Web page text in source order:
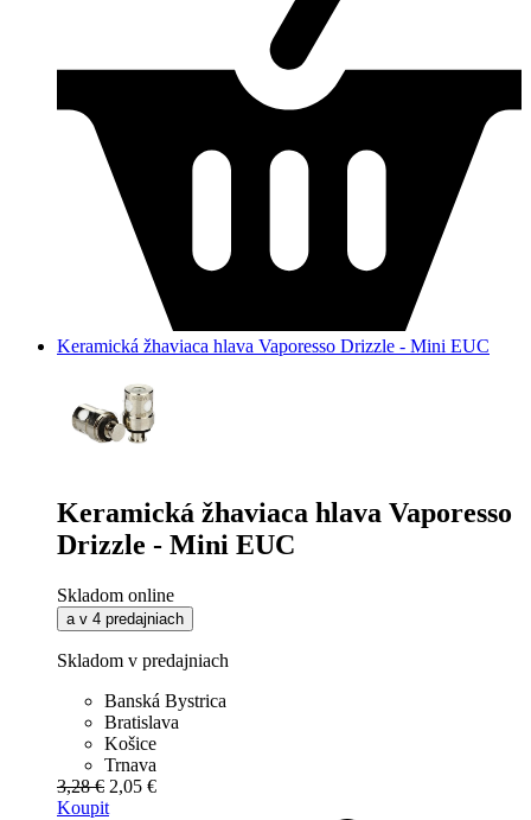
Keramická žhaviaca hlava Vaporesso Drizzle - Mini EUC
Keramická žhaviaca hlava Vaporesso
Drizzle - Mini EUC
Skladom online
a v 4 predajniach
Skladom v predajniach
Banská Bystrica
Bratislava
Košice
Trnava
3,28 € 2,05 €
Koupit